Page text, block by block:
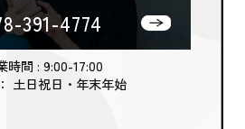
391-4774
時間 : 9:00-17:00
土日祝日・年末年始